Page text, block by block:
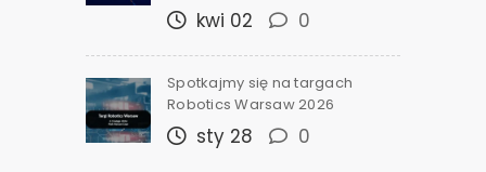
kwi 02 0
Spotkajmy się na targach
Robotics Warsaw 2026
sty 28 0